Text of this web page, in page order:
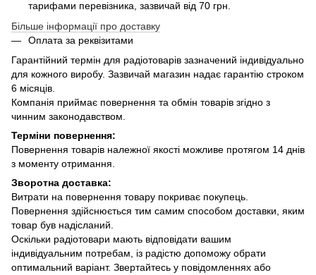
тарифами перевізника, зазвичай від 70 грн.
Більше інформації про доставку
Оплата за реквізитами
Гарантійний термін для радіотоварів зазначений індивідуально
для кожного виробу. Зазвичай магазин надає гарантію строком
6 місяців.
Компанія приймає повернення та обмін товарів згідно з
чинним законодавством.
Терміни повернення:
Повернення товарів належної якості можливе протягом 14 днів
з моменту отримання.
Зворотна доставка:
Витрати на повернення товару покриває покупець.
Повернення здійснюється тим самим способом доставки, яким
товар був надісланий.
Оскільки радіотовари мають відповідати вашим
індивідуальним потребам, із радістю допоможу обрати
оптимальний варіант. Звертайтесь у повідомленнях або